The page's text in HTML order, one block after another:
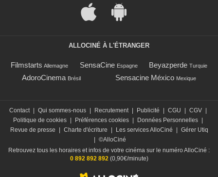
ALLOCINÉ À L'ÉTRANGER
Filmstarts Allemagne SensaCine Espagne Beyazperde Turquie
AdoroCinema Brésil Sensacine México Mexique
Contact Qui sommes-nous Recrutement Publicité CGU CGV
Politique de cookies
Préférences cookies Données Personnelles
Revue de presse
Charte d'écriture Les services AlloCiné
Gérer Utiq
©AlloCiné
Retrouvez tous les horaires et infos de votre cinéma sur le numéro AlloCiné :
0 892 892 892(0,90€/minute)